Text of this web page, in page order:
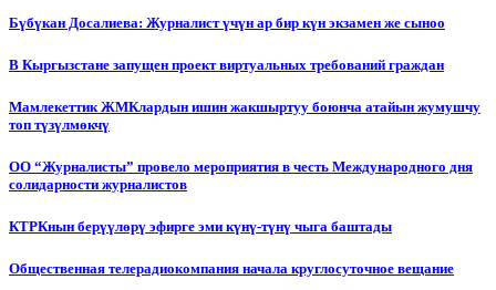
Бүбүкан Досалиева: Журналист үчүн ар бир күн экзамен же сыноо
В Кыргызстане запущен проект виртуальных требований граждан
Мамлекеттик ЖМКлардын ишин жакшыртуу боюнча атайын жумушчу
топ түзүлмөкчү
ОО “Журналисты” провело мероприятия в честь Международного дня
солидарности журналистов
КТРКнын берүүлөрү эфирге эми күнү-түнү чыга баштады
Общественная телерадиокомпания начала круглосуточное вещание